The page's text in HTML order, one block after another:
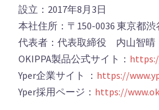
設立：2017年8月3日
本社住所：〒150-0036 東京都
代表者：代表取締役 内山智晴
OKIPPA製品公式サイト：
Yper企業サイト ： https://
Yper採用ページ： https://